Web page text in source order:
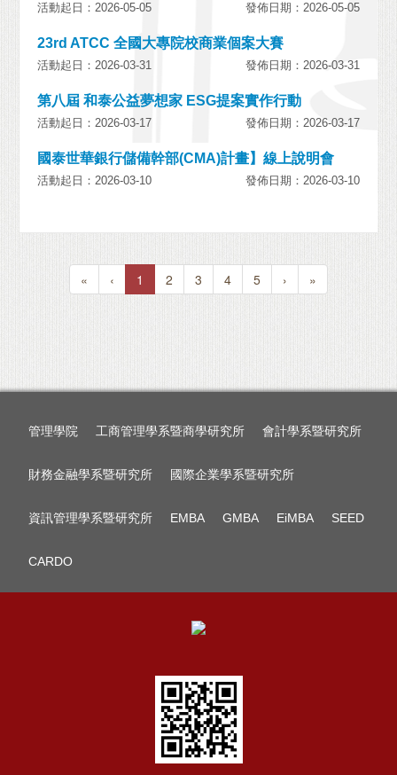
活動起日：2026-05-05 發佈日期：2026-05-05
23rd ATCC 全國大專院校商業個案大賽
活動起日：2026-03-31 發佈日期：2026-03-31
第八屆 和泰公益夢想家 ESG提案實作行動
活動起日：2026-03-17 發佈日期：2026-03-17
國泰世華銀行儲備幹部(CMA)計畫】線上說明會
活動起日：2026-03-10 發佈日期：2026-03-10
« ‹ 1 2 3 4 5 › »
管理學院 工商管理學系暨商學研究所 會計學系暨研究所
財務金融學系暨研究所 國際企業學系暨研究所
資訊管理學系暨研究所 EMBA GMBA EiMBA SEED
CARDO